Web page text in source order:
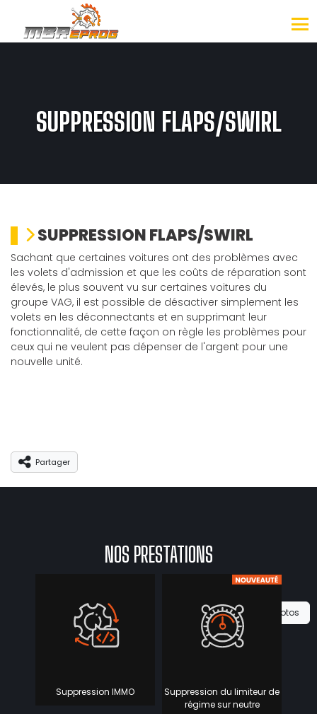
SUPPRESSION FLAPS/SWIRL
SUPPRESSION FLAPS/SWIRL
Sachant que certaines voitures ont des problèmes avec
les volets d'admission et que les coûts de réparation sont
élevés, le plus souvent vu sur certaines voitures du
groupe VAG, il est possible de désactiver simplement les
volets en les déconnectants et en supprimant leur
fonctionnalité, de cette façon on règle les problèmes pour
ceux qui ne veulent pas dépenser de l'argent pour une
nouvelle unité.
Voir les 0 photos
Partager
Partager
NOS PRESTATIONS
Suppression IMMO
Suppression du limiteur de
régime sur neutre